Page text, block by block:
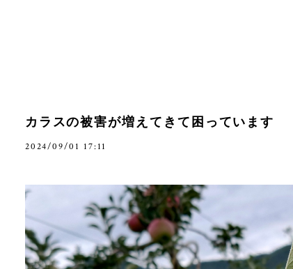
カラスの被害が増えてきて困っています
2024/09/01 17:11